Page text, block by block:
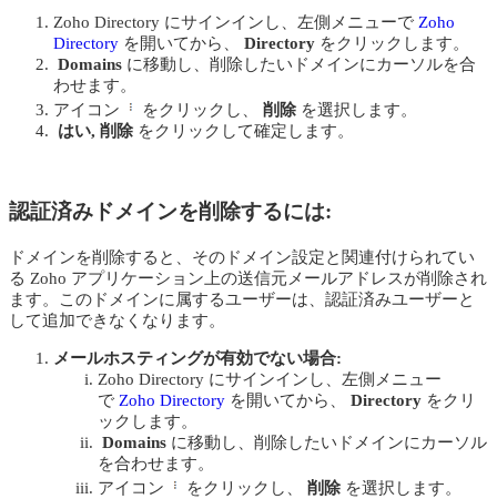
Zoho Directory にサインインし、左側メニューで Zoho
Directory を開いてから、 Directory をクリックします。
Domains に移動し、削除したいドメインにカーソルを合
わせます。
アイコン
をクリックし、 削除 を選択します。
はい, 削除 をクリックして確定します。
認証済みドメインを削除するには:
ドメインを削除すると、そのドメイン設定と関連付けられてい
る Zoho アプリケーション上の送信元メールアドレスが削除され
ます。このドメインに属するユーザーは、認証済みユーザーと
して追加できなくなります。
メールホスティングが有効でない場合:
Zoho Directory にサインインし、左側メニュー
で Zoho Directory を開いてから、 Directory をクリ
ックします。
Domains に移動し、削除したいドメインにカーソル
を合わせます。
アイコン
をクリックし、 削除 を選択します。